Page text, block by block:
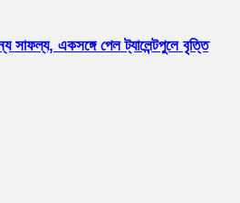
সাফল্য, একসঙ্গে পেল ট্যালেন্টপুলে বৃত্তি